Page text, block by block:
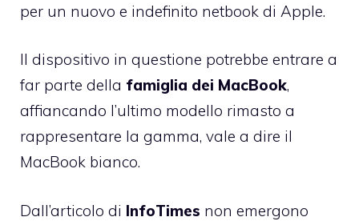
per un nuovo e indefinito netbook di Apple.
Il dispositivo in questione potrebbe entrare a
far parte della famiglia dei MacBook,
affiancando l’ultimo modello rimasto a
rappresentare la gamma, vale a dire il
MacBook bianco.
Dall’articolo di InfoTimes non emergono